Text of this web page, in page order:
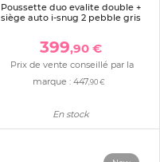
Poussette duo evalite double +
siège auto i-snug 2 pebble gris
399,90 €
Prix de vente conseillé par la
marque :447,90 €
En stock